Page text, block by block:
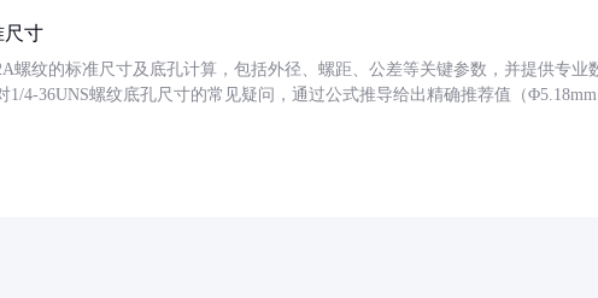
尺寸
螺纹的标准尺寸及底孔计算，包括外径、螺距、公差等关键参数，并提供专业
1/4-36UNS螺纹底孔尺寸的常见疑问，通过公式推导给出精确推荐值（